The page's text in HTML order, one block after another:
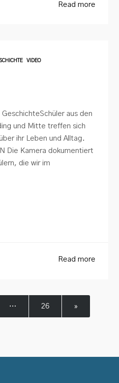
Read more
VIDEO
aus den
und Mitte treffen sich
ihr Leben und Alltag.
Die Kamera dokumentiert
die wir im
Read more
… 26 »